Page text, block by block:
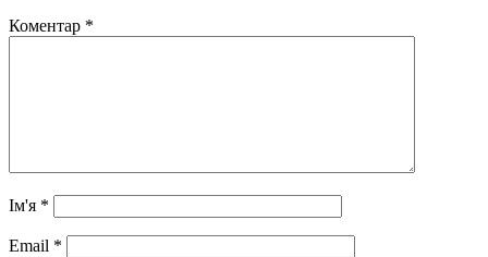
Коментар *
Ім'я *
Email *